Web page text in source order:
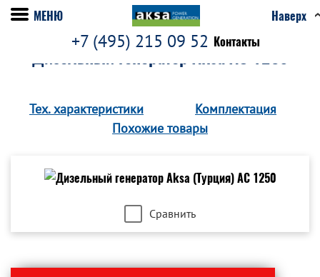
+7 (495) 215 09 52 Контакты
МЕНЮ Наверх
Дизельный генератор Aksa AC 1250
Тех. характеристики
Комплектация
Похожие товары
Сравнить